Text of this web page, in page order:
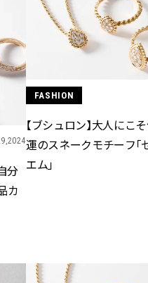
分
カ
FASHION
【ブシュロン】大人にこ
運のスネークモチーフ「
エム」